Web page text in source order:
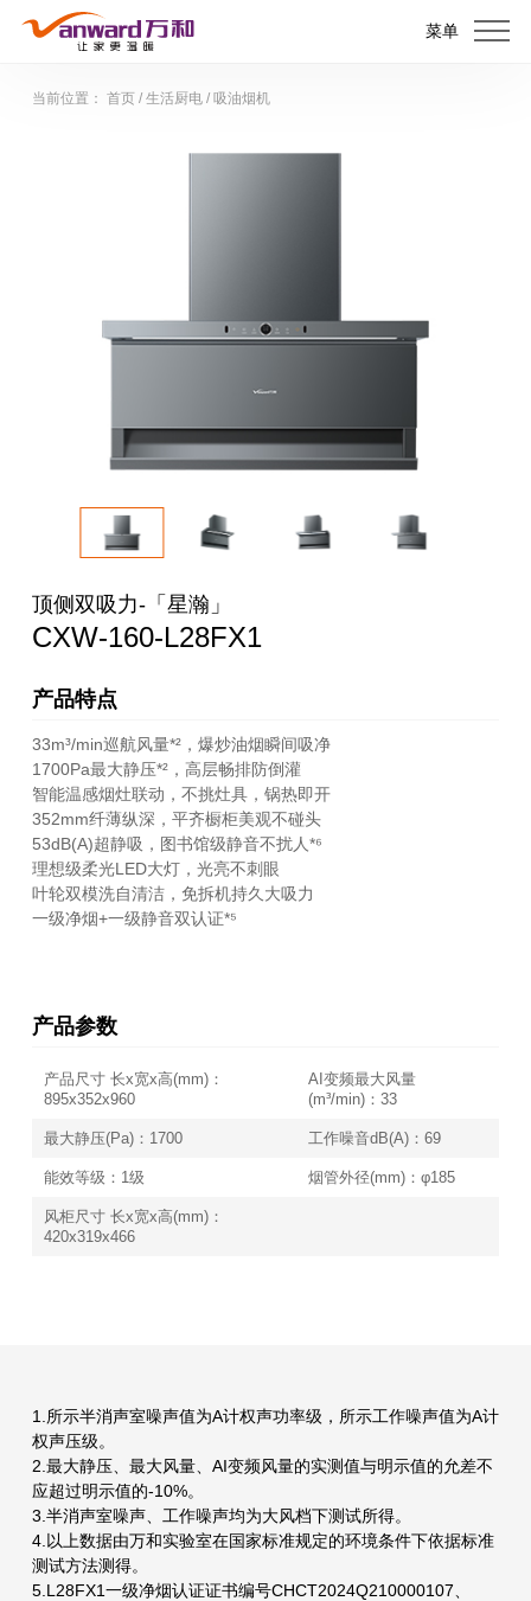
菜单
当前位置： 首页/ 生活厨电/ 吸油烟机
顶侧双吸力-「星瀚」
CXW-160-L28FX1
产品特点
33m³/min巡航风量*²，爆炒油烟瞬间吸净
1700Pa最大静压*²，高层畅排防倒灌
智能温感烟灶联动，不挑灶具，锅热即开
352mm纤薄纵深，平齐橱柜美观不碰头
53dB(A)超静吸，图书馆级静音不扰人*⁶
理想级柔光LED大灯，光亮不刺眼
叶轮双模洗自清洁，免拆机持久大吸力
一级净烟+一级静音双认证*⁵
产品参数
产品尺寸 长x宽x高(mm)：
895x352x960
AI变频最大风量
(m³/min)：33
最大静压(Pa)：1700 工作噪音dB(A)：69
能效等级：1级 烟管外径(mm)：φ185
风柜尺寸 长x宽x高(mm)：
420x319x466
1.所示半消声室噪声值为A计权声功率级，所示工作噪声值为A计
权声压级。
2.最大静压、最大风量、AI变频风量的实测值与明示值的允差不
应超过明示值的-10%。
3.半消声室噪声、工作噪声均为大风档下测试所得。
4.以上数据由万和实验室在国家标准规定的环境条件下依据标准
测试方法测得。
5.L28FX1一级净烟认证证书编号CHCT2024Q210000107、